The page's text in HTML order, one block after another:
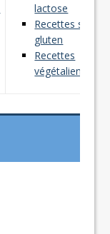
lactose
Recettes sans
gluten
Recettes
végétaliennes